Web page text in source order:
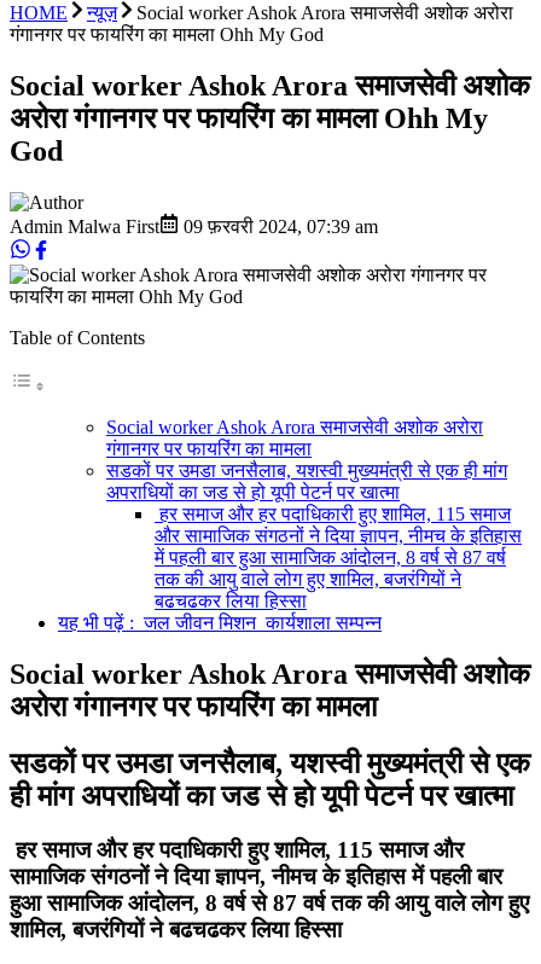
HOME
न्यूज़
Social worker Ashok Arora समाजसेवी अशोक अरोरा
गंगानगर पर फायरिंग का मामला Ohh My God
Social worker Ashok Arora समाजसेवी अशोक
अरोरा गंगानगर पर फायरिंग का मामला Ohh My
God
Admin Malwa First 09 फ़रवरी 2024, 07:39 am
Table of Contents
Social worker Ashok Arora समाजसेवी अशोक अरोरा
गंगानगर पर फायरिंग का मामला
सडकों पर उमडा जनसैलाब, यशस्वी मुख्यमंत्री से एक ही मांग
अपराधियों का जड से हो यूपी पेटर्न पर खात्मा
हर समाज और हर पदाधिकारी हुए शामिल, 115 समाज
और सामाजिक संगठनों ने दिया ज्ञापन, नीमच के इतिहास
में पहली बार हुआ सामाजिक आंदोलन, 8 वर्ष से 87 वर्ष
तक की आयु वाले लोग हुए शामिल, बजरंगियों ने
बढचढकर लिया हिस्सा
यह भी पढ़ें : जल जीवन मिशन कार्यशाला सम्पन्न
Social worker Ashok Arora समाजसेवी अशोक
अरोरा गंगानगर पर फायरिंग का मामला
सडकों पर उमडा जनसैलाब, यशस्वी मुख्यमंत्री से एक
ही मांग अपराधियों का जड से हो यूपी पेटर्न पर खात्मा
हर समाज और हर पदाधिकारी हुए शामिल, 115 समाज और
सामाजिक संगठनों ने दिया ज्ञापन, नीमच के इतिहास में पहली बार
हुआ सामाजिक आंदोलन, 8 वर्ष से 87 वर्ष तक की आयु वाले लोग हुए
शामिल, बजरंगियों ने बढचढकर लिया हिस्सा